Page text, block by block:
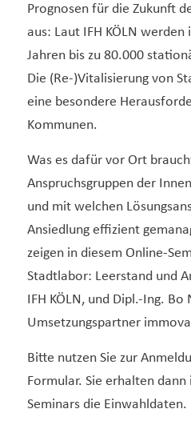
Prognosen für die Zukunft
aus: Laut IFH KÖLN
Jahren bis zu 80.000
Die (Re-)Vitalisierung von
eine besondere
Kommunen.
Was es dafür vor Ort
Anspruchsgruppen der
und mit welchen
Ansiedlung effizient
zeigen in diesem Online-
Stadtlabor: Leerstand und
IFH KÖLN, und Dipl.-Ing. Bo
Umsetzungspartner
Bitte nutzen Sie zur
Formular. Sie erhalten
Seminars die Einwahldaten.